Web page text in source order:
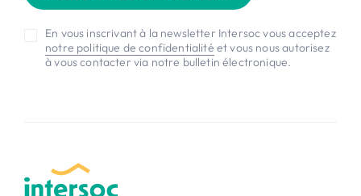
En vous inscrivant à la newsletter Intersoc vous acceptez
notre politique de confidentialité et vous nous autorisez
à vous contacter via notre bulletin électronique.